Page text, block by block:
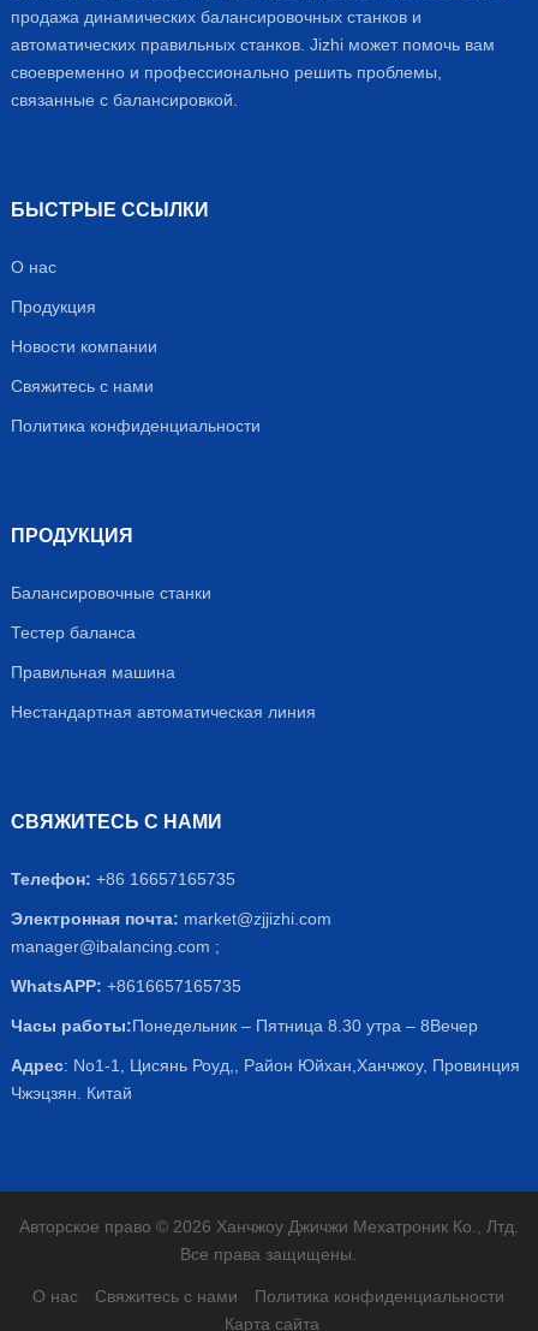
продажа динамических балансировочных станков и
автоматических правильных станков. Jizhi может помочь вам
своевременно и профессионально решить проблемы,
связанные с балансировкой.
БЫСТРЫЕ ССЫЛКИ
О нас
Продукция
Новости компании
Свяжитесь с нами
Политика конфиденциальности
ПРОДУКЦИЯ
Балансировочные станки
Тестер баланса
Правильная машина
Нестандартная автоматическая линия
СВЯЖИТЕСЬ С НАМИ
Телефон: +86 16657165735
Электронная почта: market@zjjizhi.com
manager@ibalancing.com ;
WhatsAPP: +8616657165735
Часы работы:Понедельник – Пятница 8.30 утра – 8Вечер
Адрес: No1-1, Цисянь Роуд,, Район Юйхан,Ханчжоу, Провинция
Чжэцзян. Китай
Авторское право © 2026 Ханчжоу Джичжи Мехатроник Ко., Лтд.
Все права защищены.
О нас Свяжитесь с нами
Политика конфиденциальности
Карта сайта